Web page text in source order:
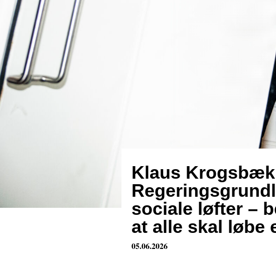
Klaus
sociale løfter –
at alle skal løbe
05.06.2026